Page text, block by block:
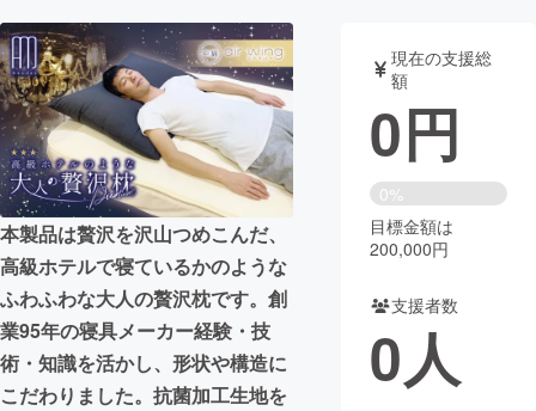
テクノロジー・ガジェット
映像・映画 書籍・雑誌
ビジネス・起業 チャレンジ
まちづくり・地域活性化
CAMPFIRE for Social Good
CAMPFIRE Creation
CAMPFIREふるさと納税machi-ya コミュニティ
本製品は贅沢を沢山つめこんだ、
高級ホテルで寝ているかのような
ふわふわな大人の贅沢枕です。創
業95年の寝具メーカー経験・技
術・知識を活かし、形状や構造に
こだわりました。抗菌加工生地を
現在の支援総
額
0円
0%
目標金額は
200,000円
支援者数
0人